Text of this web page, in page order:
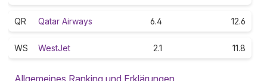
QR Qatar Airways 6.4 12.6
WS WestJet 2.1 11.8
Allgemeines Ranking und Erklärungen